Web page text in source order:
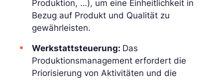
Produktion, …), um eine Einheitlichkeit in
Bezug auf Produkt und Qualität zu
gewährleisten.
Werkstattsteuerung: Das
Produktionsmanagement erfordert die
Priorisierung von Aktivitäten und die